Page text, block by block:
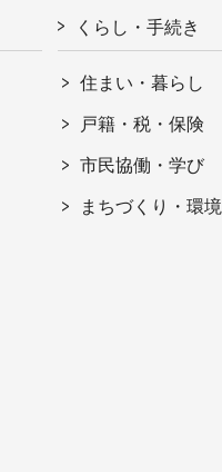
くらし・手続き
住まい・暮らし
戸籍・税・保険
市民協働・学び
まちづくり・環境